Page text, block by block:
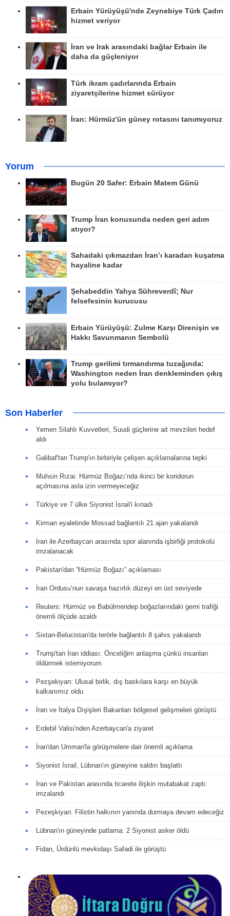
Erbain Yürüyüşü'nde Zeynebiye Türk Çadırı
hizmet veriyor
İran ve Irak arasındaki bağlar Erbain ile
daha da güçleniyor
Türk ikram çadırlarında Erbain
ziyaretçilerine hizmet sürüyor
İran: Hürmüz'ün güney rotasını tanımıyoruz
Yorum
Bugün 20 Safer: Erbain Matem Günü
Trump İran konusunda neden geri adım
atıyor?
Sahadaki çıkmazdan İran’ı karadan kuşatma
hayaline kadar
Şehabeddin Yahya Sühreverdî; Nur
felsefesinin kurucusu
Erbain Yürüyüşü: Zulme Karşı Direnişin ve
Hakkı Savunmanın Sembolü
Trump gerilimi tırmandırma tuzağında:
Washington neden İran denkleminden çıkış
yolu bulamıyor?
Son Haberler
Yemen Silahlı Kuvvetleri, Suudi güçlerine ait mevzileri hedef
aldı
Galibaf'tan Trump'ın birbiriyle çelişen açıklamalarına tepki
Muhsin Rızai: Hürmüz Boğazı’nda ikinci bir koridorun
açılmasına asla izin vermeyeceğiz
Türkiye ve 7 ülke Siyonist İsrail'i kınadı
Kirman eyaletinde Mossad bağlantılı 21 ajan yakalandı
İran ile Azerbaycan arasında spor alanında işbirliği protokolü
imzalanacak
Pakistan'dan “Hürmüz Boğazı” açıklaması
İran Ordusu’nun savaşa hazırlık düzeyi en üst seviyede
Reuters: Hürmüz ve Babülmendep boğazlarındaki gemi trafiği
önemli ölçüde azaldı
Sistan-Belucistan'da terörle bağlantılı 8 şahıs yakalandı
Trump'tan İran iddiası: Önceliğim anlaşma çünkü insanları
öldürmek istemiyorum
Pezşekiyan: Ulusal birlik, dış baskılara karşı en büyük
kalkanımız oldu
İran ve İtalya Dışişleri Bakanları bölgesel gelişmeleri görüştü
Erdebil Valisi'nden Azerbaycan'a ziyaret
İran'dan Umman'la görüşmelere dair önemli açıklama
Siyonist İsrail, Lübnan'ın güneyine saldırı başlattı
İran ve Pakistan arasında ticarete ilişkin mutabakat zaptı
imzalandı
Pezeşkiyan: Filistin halkının yanında durmaya devam edeceğiz
Lübnan'ın güneyinde patlama: 2 Siyonist asker öldü
Fidan, Ürdünlü mevkidaşı Safadi ile görüştü